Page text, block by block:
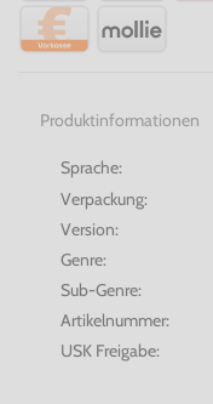
Produktinformationen
Sprache:
Verpackung:
Version:
Genre:
Sub-Genre:
Artikelnummer:
USK Freigabe: